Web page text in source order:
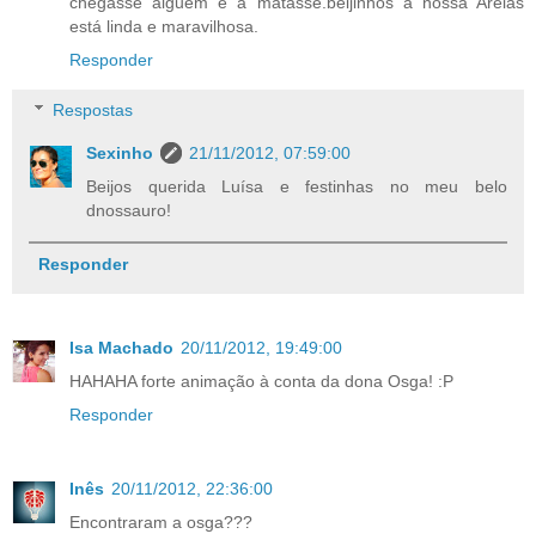
está linda e maravilhosa.
Responder
Respostas
Sexinho
21/11/2012, 07:59:00
Beijos querida Luísa e festinhas no meu belo
dnossauro!
Responder
Isa Machado 20/11/2012, 19:49:00
HAHAHA forte animação à conta da dona Osga! :P
Responder
Inês 20/11/2012, 22:36:00
Encontraram a osga???